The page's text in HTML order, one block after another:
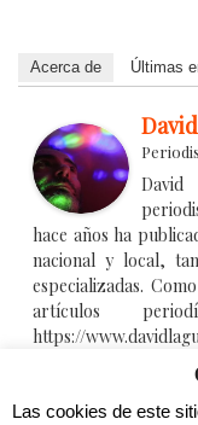
Acerca de Últimas
David
hace años ha
nacional y local,
especializadas.
artículos
https://
Las cookies de este